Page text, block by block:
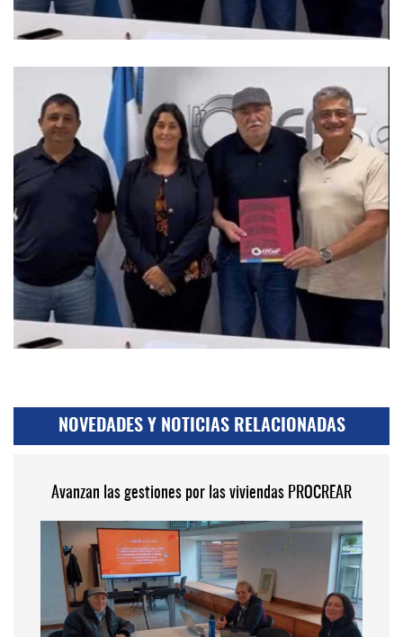
NOVEDADES Y NOTICIAS RELACIONADAS
Avanzan las gestiones por las viviendas PROCREAR